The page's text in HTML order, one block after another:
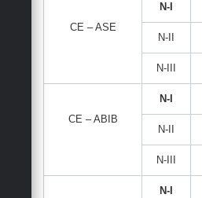
CE – ASE
N-I
N-II
N-III
CE – ABIB
N-I
N-II
N-III
N-I